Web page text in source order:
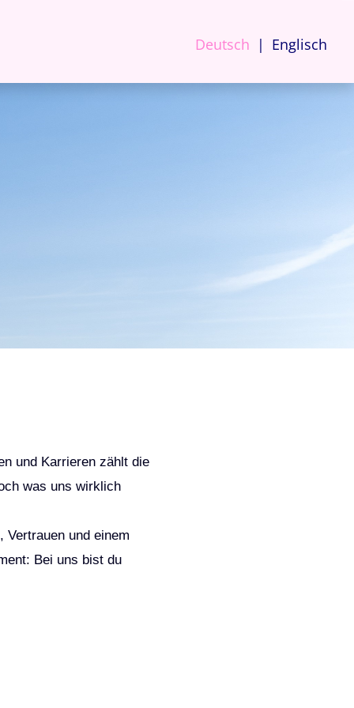
Deutsch Englisch
und Karrieren zählt die
was uns wirklich
und einem
Bei uns bist du